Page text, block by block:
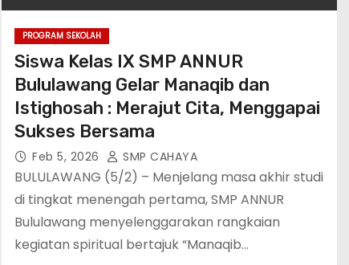
PROGRAM SEKOLAH
Siswa Kelas IX SMP ANNUR
Bululawang Gelar Manaqib dan
Istighosah : Merajut Cita, Menggapai
Sukses Bersama
Feb 5, 2026 SMP CAHAYA
BULULAWANG (5/2) – Menjelang masa akhir studi
di tingkat menengah pertama, SMP ANNUR
Bululawang menyelenggarakan rangkaian
kegiatan spiritual bertajuk “Manaqib…